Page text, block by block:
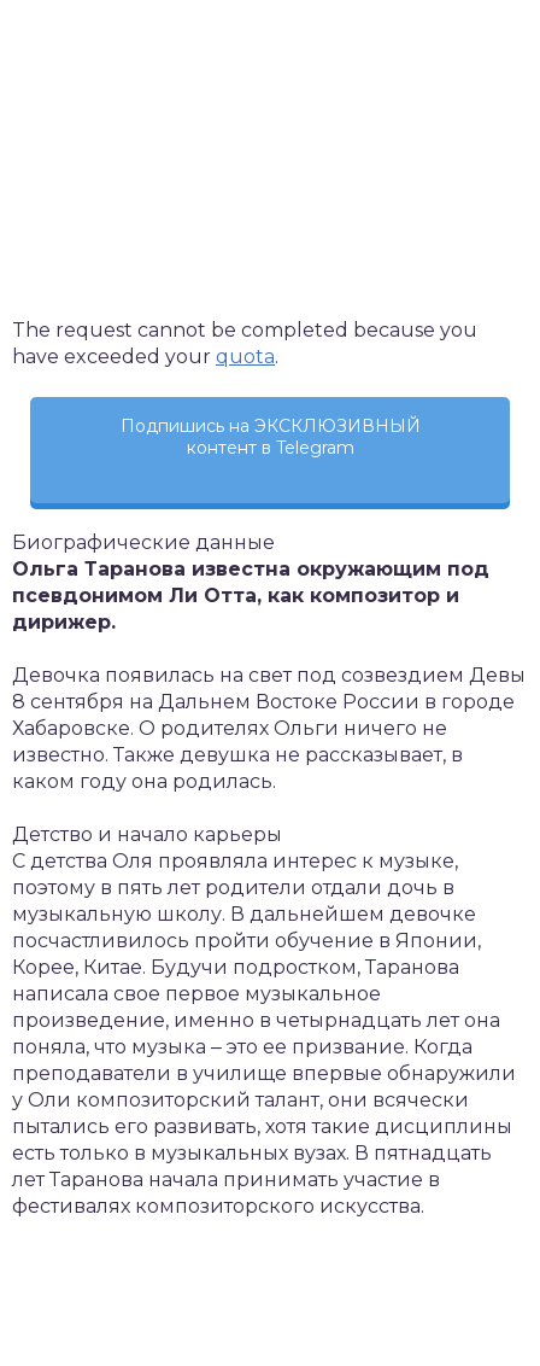
The request cannot be completed because you
have exceeded your quota.
Подпишись на ЭКСКЛЮЗИВНЫЙ
контент в Telegram
Биографические данные
Ольга Таранова известна окружающим под
псевдонимом Ли Отта, как композитор и
дирижер.
Девочка появилась на свет под созвездием Девы
8 сентября на Дальнем Востоке России в городе
Хабаровске. О родителях Ольги ничего не
известно. Также девушка не рассказывает, в
каком году она родилась.
Детство и начало карьеры
С детства Оля проявляла интерес к музыке,
поэтому в пять лет родители отдали дочь в
музыкальную школу. В дальнейшем девочке
посчастливилось пройти обучение в Японии,
Корее, Китае. Будучи подростком, Таранова
написала свое первое музыкальное
произведение, именно в четырнадцать лет она
поняла, что музыка ‒ это ее призвание. Когда
преподаватели в училище впервые обнаружили
у Оли композиторский талант, они всячески
пытались его развивать, хотя такие дисциплины
есть только в музыкальных вузах. В пятнадцать
лет Таранова начала принимать участие в
фестивалях композиторского искусства.